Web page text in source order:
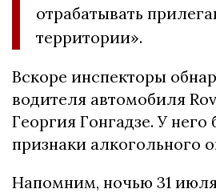
отрабатывать
территории».
Вскоре инспекторы
водителя автомобиля
Георгия Гонгадзе. У
признаки алкогольного
Напомним, ночью 31